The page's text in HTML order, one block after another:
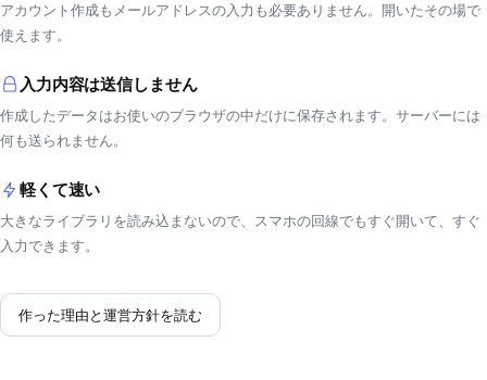
アカウント作成もメールアドレスの入力も必要ありません。開いたその場で
使えます。
入力内容は送信しません
作成したデータはお使いのブラウザの中だけに保存されます。サーバーには
何も送られません。
軽くて速い
大きなライブラリを読み込まないので、スマホの回線でもすぐ開いて、すぐ
入力できます。
作った理由と運営方針を読む